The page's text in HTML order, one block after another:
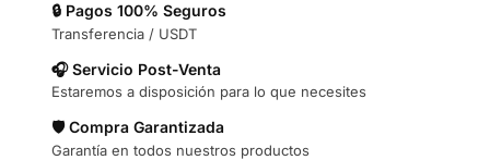
🔒 Pagos 100% Seguros
Transferencia / USDT
🎧 Servicio Post-Venta
Estaremos a disposición para lo que necesites
🛡️ Compra Garantizada
Garantía en todos nuestros productos